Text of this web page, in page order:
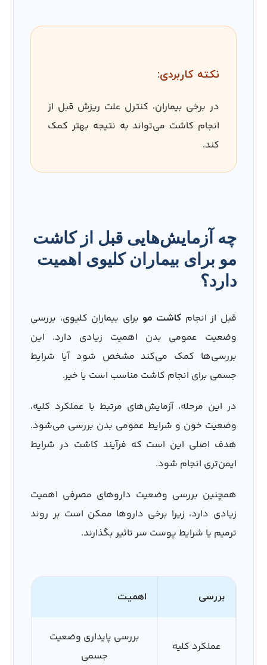
نکته کاربردی:
در برخی بیماران، کنترل علت ریزش قبل از
انجام کاشت می‌تواند به نتیجه بهتر کمک
کند.
چه آزمایش‌هایی قبل از کاشت
مو برای بیماران کلیوی اهمیت
دارد؟
قبل از انجام کاشت مو برای بیماران کلیوی، بررسی
وضعیت عمومی بدن اهمیت زیادی دارد. این
بررسی‌ها کمک می‌کند مشخص شود آیا شرایط
جسمی برای انجام کاشت مناسب است یا خیر.
در این مرحله، آزمایش‌های مرتبط با عملکرد کلیه،
وضعیت خون و شرایط عمومی بدن بررسی می‌شود.
هدف اصلی این است که فرآیند کاشت در شرایط
ایمن‌تری انجام شود.
همچنین بررسی وضعیت داروهای مصرفی اهمیت
زیادی دارد، زیرا برخی داروها ممکن است بر روند
ترمیم یا شرایط پوست سر تاثیر بگذارند.
بررسی اهمیت
عملکرد کلیه
بررسی پایداری وضعیت
جسمی